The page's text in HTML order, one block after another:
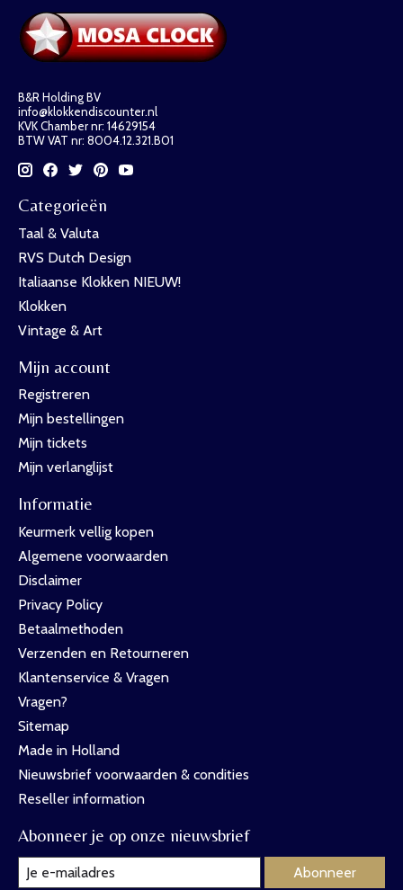
B&R Holding BV
info@klokkendiscounter.nl
KVK Chamber nr: 14629154
BTW VAT nr: 8004.12.321.B01
Categorieën
Taal & Valuta
RVS Dutch Design
Italiaanse Klokken NIEUW!
Klokken
Vintage & Art
Mijn account
Registreren
Mijn bestellingen
Mijn tickets
Mijn verlanglijst
Informatie
Keurmerk vellig kopen
Algemene voorwaarden
Disclaimer
Privacy Policy
Betaalmethoden
Verzenden en Retourneren
Klantenservice & Vragen
Vragen?
Sitemap
Made in Holland
Nieuwsbrief voorwaarden & condities
Reseller information
Abonneer je op onze nieuwsbrief
Abonneer